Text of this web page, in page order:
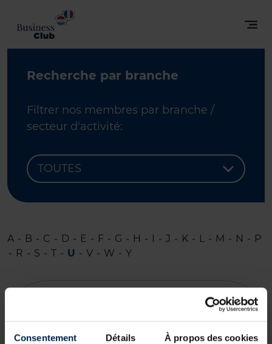
Consentement Détails À propos des cookies
Recherche par branche
Filtrer nos membres par branche /
secteur d'activité:
A - B - C - D - E - F - G - H - I - J - K - L - M - N - P
- R - S - T - U - V - W - Y
Comptabilité / Audit